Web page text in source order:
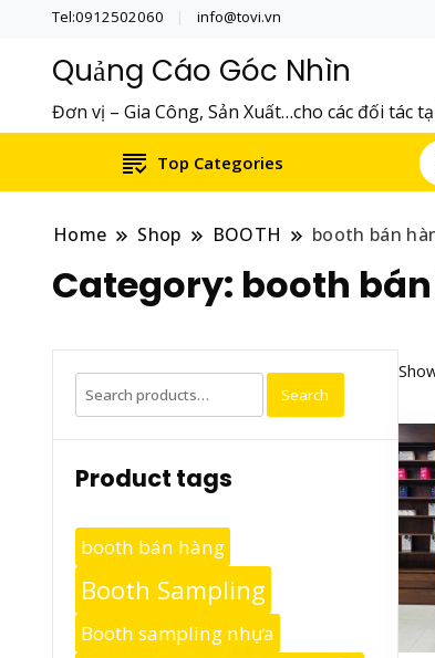
Tel:0912502060 info@tovi.vn
Quảng Cáo Góc Nhìn
Đơn vị – Gia Công, Sản Xuất…cho các đối tác
Top Categories
Home Shop BOOTH booth bán
Category: booth
Search
for:
Search
Product tags
booth bán hàng
Booth Sampling
Booth sampling nhựa